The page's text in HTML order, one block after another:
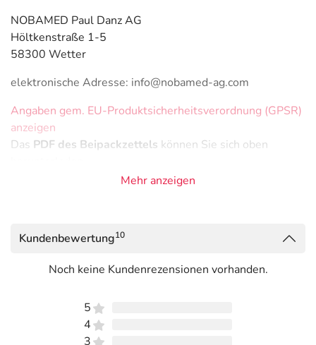
NOBAMED Paul Danz AG
Höltkenstraße 1-5
58300 Wetter
elektronische Adresse: info@nobamed-ag.com
Angaben gem. EU-Produktsicherheitsverordnung (GPSR)
anzeigen
Das PDF des Beipackzettels können Sie sich oben
Mehr anzeigen
Kundenbewertung10
Noch keine Kundenrezensionen vorhanden.
5
4
3